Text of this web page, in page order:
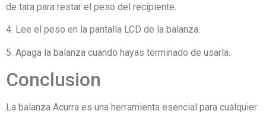
de tara para restar el peso del recipiente.
4. Lee el peso en la pantalla LCD de la balanza.
5. Apaga la balanza cuando hayas terminado de usarla.
Conclusion
La balanza Acurra es una herramienta esencial para cualquier